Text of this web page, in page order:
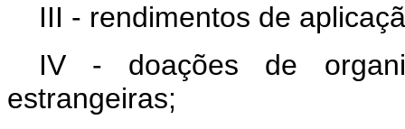
III - rendimentos de
IV - doações de
estrangeiras;